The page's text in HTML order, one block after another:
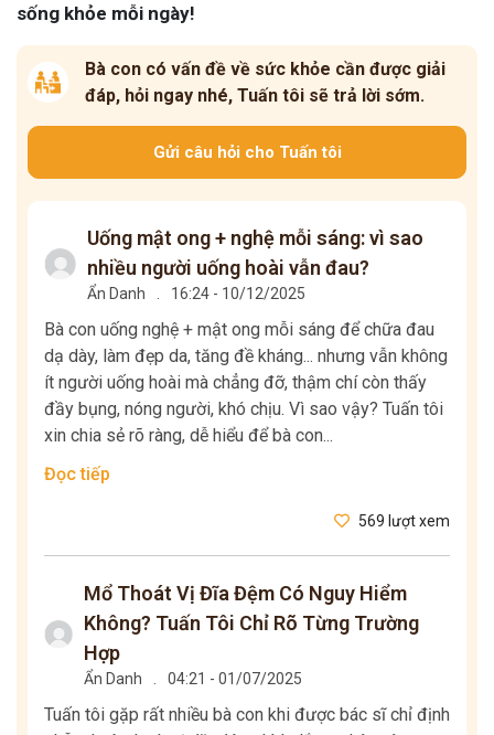
sống khỏe mỗi ngày!
Bà con có vấn đề về sức khỏe cần được giải
đáp, hỏi ngay nhé, Tuấn tôi sẽ trả lời sớm.
Gửi câu hỏi cho Tuấn tôi
Uống mật ong + nghệ mỗi sáng: vì sao
nhiều người uống hoài vẫn đau?
Ẩn Danh 16:24 - 10/12/2025
Bà con uống nghệ + mật ong mỗi sáng để chữa đau
dạ dày, làm đẹp da, tăng đề kháng... nhưng vẫn không
ít người uống hoài mà chẳng đỡ, thậm chí còn thấy
đầy bụng, nóng người, khó chịu. Vì sao vậy? Tuấn tôi
xin chia sẻ rõ ràng, dễ hiểu để bà con...
Đọc tiếp
569 lượt xem
Mổ Thoát Vị Đĩa Đệm Có Nguy Hiểm
Không? Tuấn Tôi Chỉ Rõ Từng Trường
Hợp
Ẩn Danh 04:21 - 01/07/2025
Tuấn tôi gặp rất nhiều bà con khi được bác sĩ chỉ định